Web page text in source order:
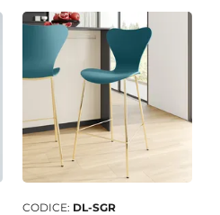
CODICE: DL-SGR